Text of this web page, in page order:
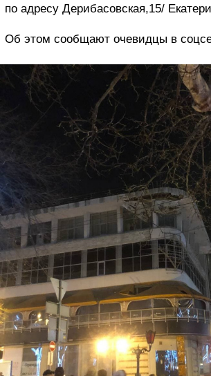
по адресу Дерибасовская,15/
Об этом сообщают очевидцы в